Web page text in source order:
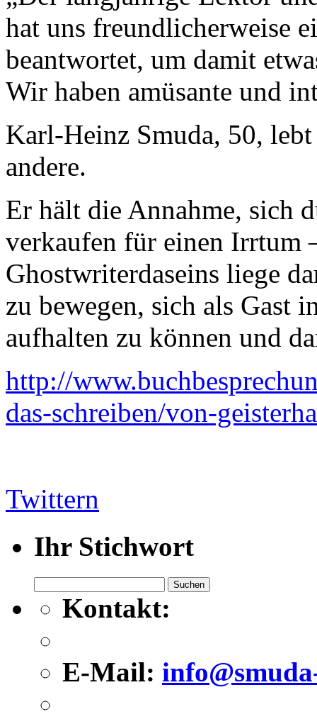
hat uns freundlicherweise
beantwortet, um damit
Wir haben amüsante und
Karl-Heinz Smuda, 50,
andere.
Er hält die Annahme, sich
verkaufen für einen Irrtum
Ghostwriterdaseins liege
zu bewegen, sich als Gast
aufhalten zu können und
http://
das-schreiben/von-
Twittern
Ihr Stichwort
nach: Kontakt:
E-Mail: